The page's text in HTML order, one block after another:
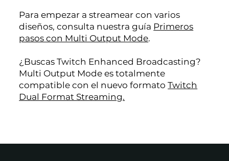
Para empezar a streamear con varios
diseños, consulta nuestra guía Primeros
pasos con Multi Output Mode.
¿Buscas Twitch Enhanced Broadcasting?
Multi Output Mode es totalmente
compatible con el nuevo formatoTwitch
Dual Format Streaming.